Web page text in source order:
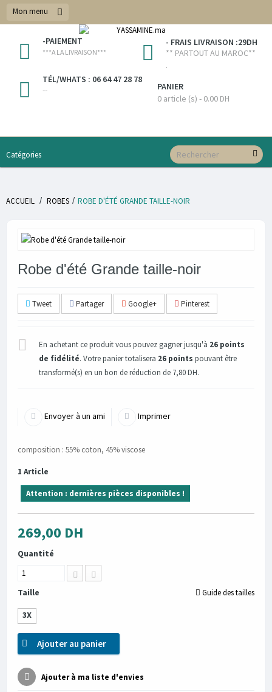
Mon menu
-PAIEMENT
***A LA LIVRAISON***
- FRAIS LIVRAISON :29DH
** PARTOUT AU MAROC**
.
TÉL/WHATS : 06 64 47 28 78
--
PANIER
0 article (s) - 0.00 DH
Catégories
ACCUEIL / ROBES / ROBE D'ÉTÉ GRANDE TAILLE-NOIR
Robe d'été Grande taille-noir
Tweet Partager Google+ Pinterest
En achetant ce produit vous pouvez gagner jusqu'à 26 points
de fidélité. Votre panier totalisera 26 points pouvant être
transformé(s) en un bon de réduction de 7,80 DH.
Envoyer à un ami Imprimer
composition : 55% coton, 45% viscose
1 Article
Attention : dernières pièces disponibles !
269,00 DH
Quantité
Taille Guide des tailles
3X
Ajouter au panier
Ajouter à ma liste d'envies